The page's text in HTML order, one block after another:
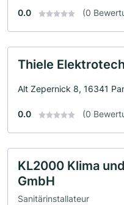
0.0 (0
Thiele
Alt Zepernick 8, 16341
0.0 (0
KL2000 Klima
GmbH
Sanitärinstallateur